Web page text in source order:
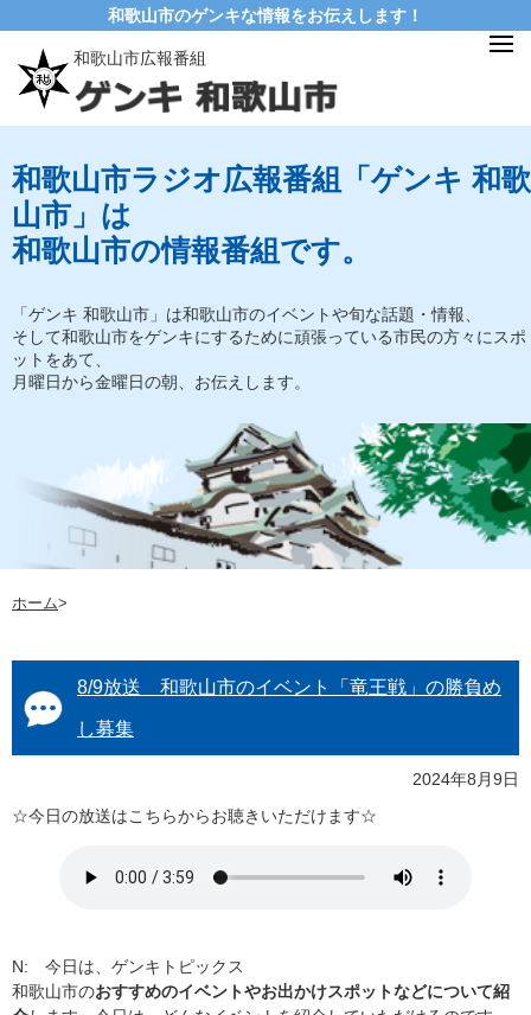
和歌山市のゲンキな情報をお伝えします！
和歌山市広報番組
和歌山市ラジオ広報番組「ゲンキ 和歌
山市」は
和歌山市の情報番組です。
「ゲンキ 和歌山市」は和歌山市のイベントや旬な話題・情報、
そして和歌山市をゲンキにするために頑張っている市民の方々にスポ
ットをあて、
月曜日から金曜日の朝、お伝えします。
ホーム>
8/9放送 和歌山市のイベント「竜王戦」の勝負め
し募集
2024年8月9日
☆今日の放送はこちらからお聴きいただけます☆
N: 今日は、ゲンキトピックス
和歌山市のおすすめのイベントやお出かけスポットなどについて紹